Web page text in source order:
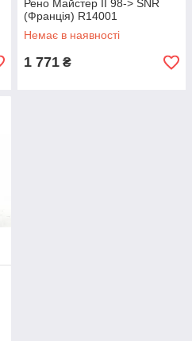
Рено Майстер II 98-> SNR
(Франція) R14001
Немає в наявності
1 771 ₴